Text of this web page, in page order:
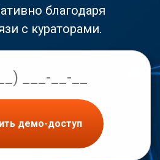
благодаря
с кураторами.
демо-доступ